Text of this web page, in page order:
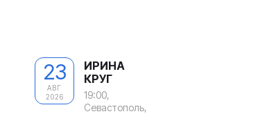
23
АВГ
2026
ИРИНА
КРУГ
19:00,
Севастополь,